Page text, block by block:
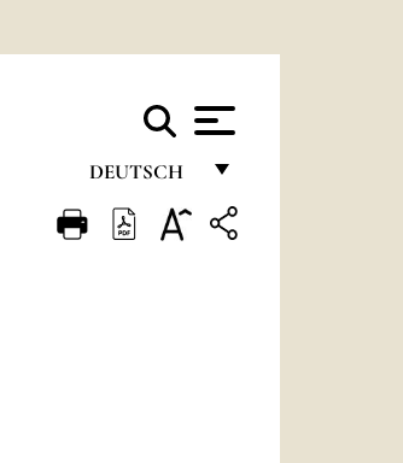
DEUTSCH
FRANÇAIS